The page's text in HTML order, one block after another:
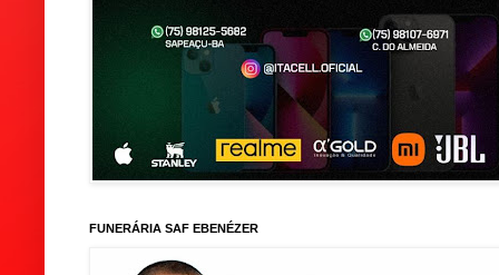
FUNERÁRIA SAF EBENÉZER